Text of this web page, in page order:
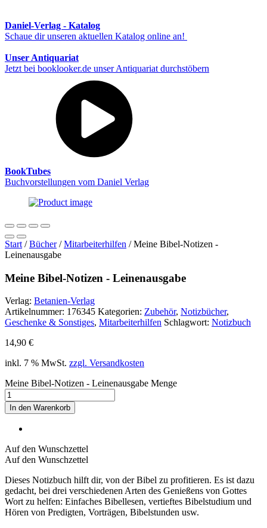
Daniel-Verlag - Katalog
Schaue dir unseren aktuellen Katalog online an!
Unser Antiquariat
Jetzt bei booklooker.de unser Antiquariat durchstöbern
BookTubes
Buchvorstellungen vom Daniel Verlag
Start /Bücher/Mitarbeiterhilfen / Meine Bibel-Notizen -
Leinenausgabe
Meine Bibel-Notizen - Leinenausgabe
Verlag: Betanien-Verlag
Artikelnummer: 176345 Kategorien: Zubehör, Notizbücher,
Geschenke & Sonstiges, Mitarbeiterhilfen Schlagwort: Notizbuch
14,90 €
inkl. 7 % MwSt. zzgl. Versandkosten
Meine Bibel-Notizen - Leinenausgabe Menge
In den Warenkorb
Auf den Wunschzettel
Auf den Wunschzettel
Dieses Notizbuch hilft dir, von der Bibel zu profitieren. Es ist dazu
gedacht, bei drei verschiedenen Arten des Genießens von Gottes
Wort zu helfen: Einfaches Bibellesen, vertieftes Bibelstudium und
Hören von Predigten, Vorträgen, Bibelstunden usw.